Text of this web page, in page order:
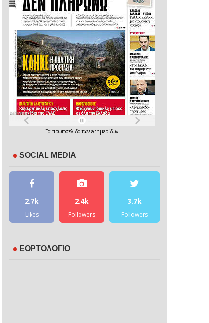
Τα πρωτοσέλιδατων εφημερίδων
SOCIAL MEDIA
2.7k
Likes
2.4k
Followers
3.7k
Followers
ΕΟΡΤΟΛΟΓΙΟ